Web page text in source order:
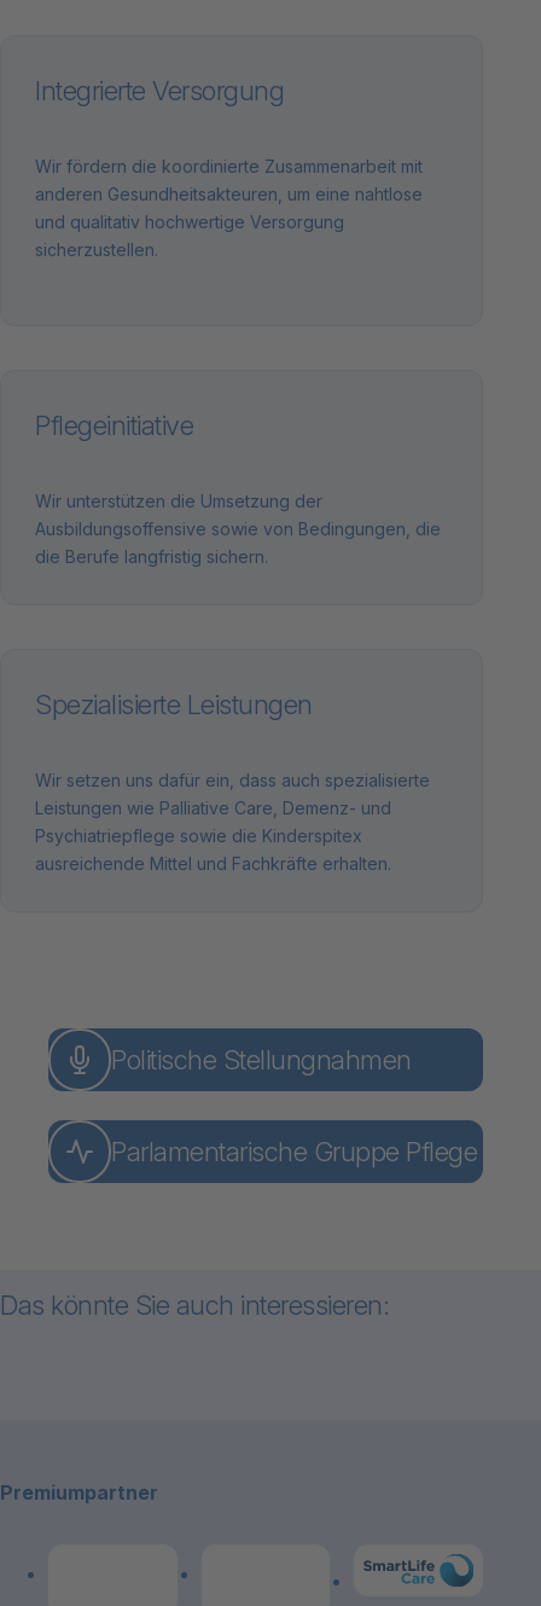
Integrierte Versorgung
Wir fördern die koordinierte Zusammenarbeit mit
anderen Gesundheitsakteuren, um eine nahtlose
und qualitativ hochwertige Versorgung
sicherzustellen.
Pflegeinitiative
Wir unterstützen die Umsetzung der
Ausbildungsoffensive sowie von Bedingungen, die
die Berufe langfristig sichern.
Spezialisierte Leistungen
Wir setzen uns dafür ein, dass auch spezialisierte
Leistungen wie Palliative Care, Demenz- und
Psychiatriepflege sowie die Kinderspitex
ausreichende Mittel und Fachkräfte erhalten.
Politische Stellungnahmen
Parlamentarische Gruppe Pflege
Das könnte Sie auch interessieren:
Medienmitteilungen
Premiumpartner